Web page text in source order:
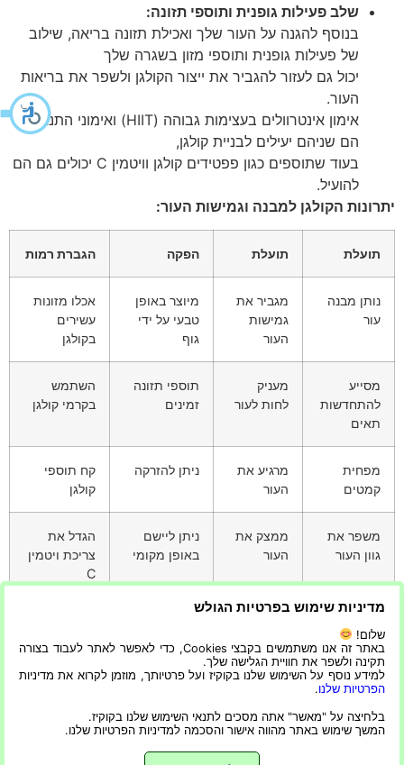
שלב פעילות גופנית ותוספי תזונה:
בנוסף להגנה על העור שלך ואכילת תזונה בריאה, שילוב
של פעילות גופנית ותוספי מזון בשגרה שלך
יכול גם לעזור להגביר את ייצור הקולגן ולשפר את בריאות
העור.
אימון אינטרוולים בעצימות גבוהה (HIIT) ואימוני התנגדות
הם שניהם יעילים לבניית קולגן,
בעוד שתוספים כגון פפטידים קולגן וויטמין C יכולים גם הם
להועיל.
יתרונות הקולגן למבנה וגמישות העור:
תועלת תועלת הפקה הגברת רמות
נותן מבנה
עור
מגביר את
גמישות
העור
מיוצר באופן
טבעי על ידי
גוף
אכלו מזונות
עשירים
בקולגן
מסייע
להתחדשות
תאים
מעניק
לחות לעור
תוספי תזונה
זמינים
השתמש
בקרמי קולגן
מפחית
קמטים
מרגיע את
העור
ניתן להזרקה
קח תוספי
קולגן
משפר את
גוון העור
ממצק את
העור
ניתן ליישם
באופן מקומי
הגדל את
צריכת ויטמין
C
על ידי הבנת תפקידיו ושילוב שיטות להגברת ייצור הקולגן,
ניתן להשיג בריאות ומראה עור לאורך זמן.
כל מה שספורטיבי, על גלגלים ומעניין בישראל
מדיניות שימוש בפרטיות הגולש
שלום!
באתר זה אנו משתמשים בקבצי Cookies, כדי לאפשר לאתר לעבוד בצורה
תקינה ולשפר את חוויית הגלישה שלך.
למידע נוסף על השימוש שלנו בקוקיז ועל פרטיותך, מוזמן לקרוא את מדיניות
הפרטיות שלנו.
בלחיצה על "מאשר" אתה מסכים לתנאי השימוש שלנו בקוקיז.
המשך שימוש באתר מהווה אישור והסכמה למדיניות הפרטיות שלנו.